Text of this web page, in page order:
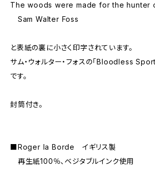
The woods were made for the hunter
Sam Walter Foss
と表紙の裏に小さく印字されています。
サム・ウォルター・フォスの「Bloodless
です。
封筒付き。
■Roger la Borde イギリス製
再生紙100％、ベジタブルインク使用